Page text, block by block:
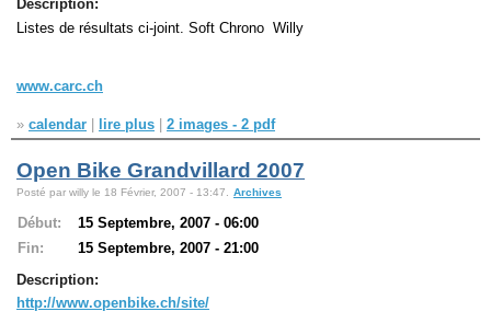
Slalom In-Line
Caisse à savon
Marche
Navigation
site map
messages récents
Ouverture de session
Description:
Listes de résultats ci-joint. Soft Chrono Willy
www.carc.ch
» calendar | lire plus | 2 images - 2 pdf
Open Bike Grandvillard 2007
Posté par willy le 18 Février, 2007 - 13:47. Archives
Début:
15 Septembre, 2007 - 06:00
Fin:
15 Septembre, 2007 - 21:00
Description:
http://www.openbike.ch/site/